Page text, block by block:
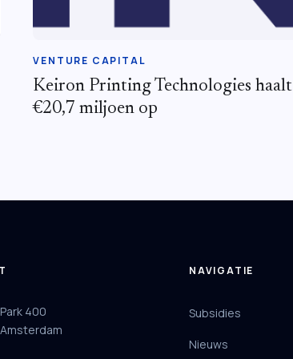
VENTURE CAPITAL
Keiron Printing Technologies haalt
€20,7 miljoen op
400
Amsterdam
NAVIGATIE
Subsidies
Nieuws